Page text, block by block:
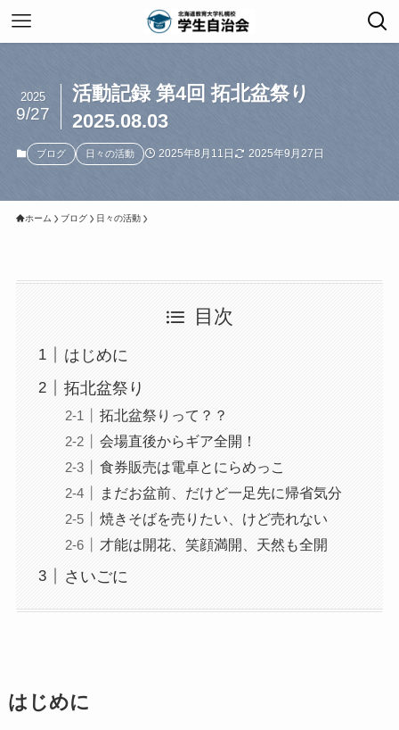
活動記録 第4回 拓北盆祭り
2025.08.03
2025
9/27
ブログ 日々の活動 2025年8月11日 2025年9月27日
ホーム ブログ 日々の活動
目次
はじめに
拓北盆祭り
拓北盆祭りって？？
会場直後からギア全開！
食券販売は電卓とにらめっこ
まだお盆前、だけど一足先に帰省気分
焼きそばを売りたい、けど売れない
才能は開花、笑顔満開、天然も全開
さいごに
はじめに